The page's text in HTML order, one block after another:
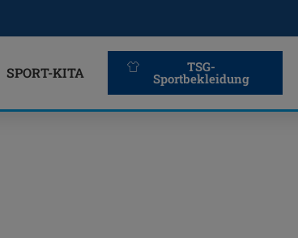
SPORT-KITA TSG-
Sportbekleidung